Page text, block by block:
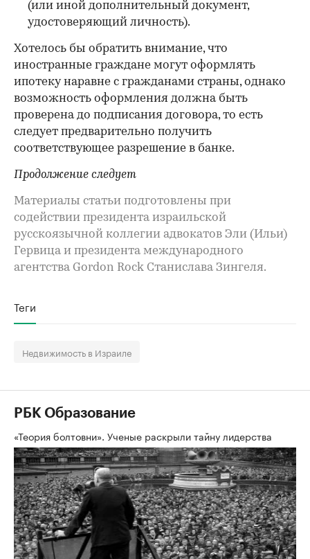
(или иной дополнительный документ,
удостоверяющий личность).
Хотелось бы обратить внимание, что
иностранные граждане могут оформлять
ипотеку наравне с гражданами страны, однако
возможность оформления должна быть
проверена до подписания договора, то есть
следует предварительно получить
соответствующее разрешение в банке.
Продолжение следует
Материалы статьи подготовлены при
содействии президента израильской
русскоязычной коллегии адвокатов Эли (Ильи)
Гервица и президента международного
агентства Gordon Rock Станислава Зингеля.
Теги
Недвижимость в Израиле
РБК Образование
«Теория болтовни». Ученые раскрыли тайну лидерства